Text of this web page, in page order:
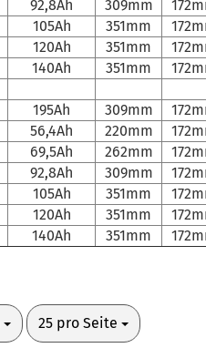
92,8Ah 309mm
105Ah 351mm
120Ah 351mm
140Ah 351mm
195Ah 309mm
56,4Ah 220mm
69,5Ah 262mm
92,8Ah 309mm
105Ah 351mm
120Ah 351mm
140Ah 351mm
25 pro Seite
pro Seite